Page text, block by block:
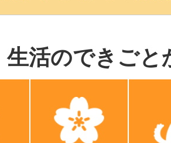
生活のできごと